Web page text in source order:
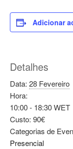
Adicionar
Detalhes
Data: 28 Fevereiro
Hora:
10:00 - 18:30WET
Custo: 90€
Categorias de
Presencial